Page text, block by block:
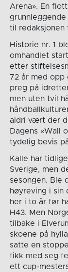
Arena». En
til redaksjonen
Historie nr. 1
omhandlet
etter
72 år med
preg på
men uten tvil
aldri vært der
Dagens «Wall
tydelig bevis
Kalle har
Sverige, men
sesongen. Ble
høyreving i sin
her i to år før
H43. Men
tilbake i
skoene på
satte en
fikk med seg
ett cup-